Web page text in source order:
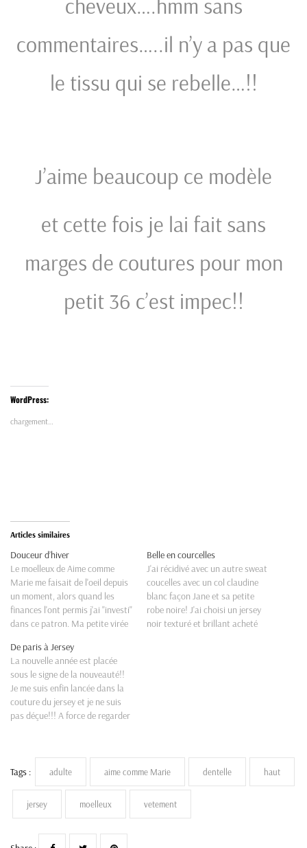
cheveux….hmm sans
commentaires…..il n’y a pas que
le tissu qui se rebelle…!!
J’aime beaucoup ce modèle
et cette fois je lai fait sans
marges de coutures pour mon
petit 36 c’est impec!!
WordPress:
chargement…
Articles similaires
Douceur d’hiver
Le moelleux de Aime comme
Marie me faisait de l'oeil depuis
un moment, alors quand les
finances l'ont permis j'ai "investi"
dans ce patron. Ma petite virée
ma tante m'a conduite tout
droit vers Toto tissus et j'ai
trouvé ce tissu blanc matelassé
idéal. Pour…
Belle en courcelles
J'ai récidivé avec un autre sweat
coucelles avec un col claudine
blanc façon Jane et sa petite
robe noire! J'ai choisi un jersey
noir texturé et brillant acheté
De paris à Jersey
La nouvelle année est placée
sous le signe de la nouveauté!!
Je me suis enfin lancée dans la
couture du jersey et je ne suis
pas déçue!!! A force de regarder
comment faire un ourlet et
poser des questions à…
Tags : adulte aime comme Marie dentelle haut
jersey moelleux vetement